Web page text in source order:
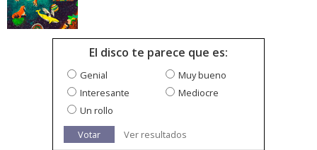
El disco te parece que es:
Genial
Muy bueno
Interesante
Mediocre
Un rollo
Votar
Ver resultados